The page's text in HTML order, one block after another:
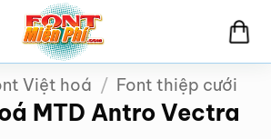
Việt hoá / Font thiệp cưới
MTD Antro Vectra